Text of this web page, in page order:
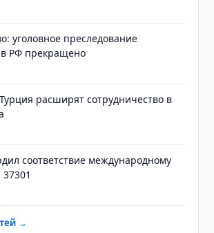
уголовное преследование
в РФ прекращено
расширят сотрудничество в
соответствие международному
→